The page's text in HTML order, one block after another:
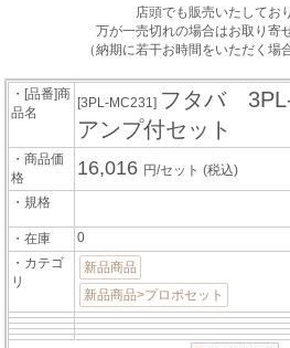
店頭でも販売いたしてお
万が一売切れの場合はお取り寄
（納期に若干お時間をいただく場
・[品番]商
品名
[3PL-MC231] フタバ
アンプ付セット
・商品価
格
16,016 円/セット(税込)
・規格
・在庫
0
・カテゴ
リ
新品商品
新品商品>プロポセット